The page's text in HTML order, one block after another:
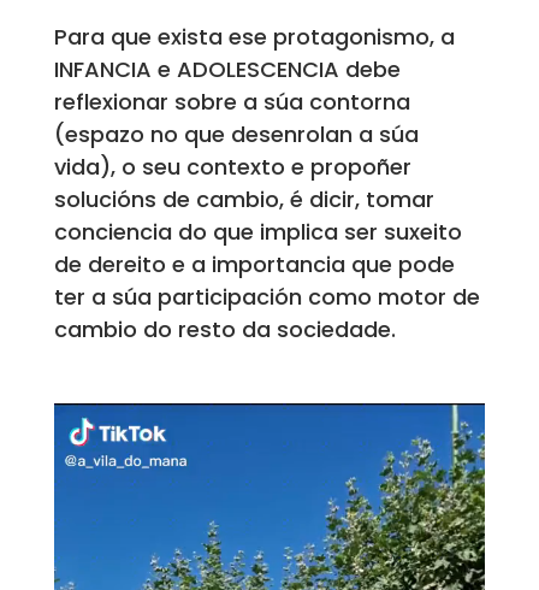
Para que exista ese protagonismo, a
INFANCIA e ADOLESCENCIA debe
reflexionar sobre a súa contorna
(espazo no que desenrolan a súa
vida), o seu contexto e propoñer
solucións de cambio, é dicir, tomar
conciencia do que implica ser suxeito
de dereito e a importancia que pode
ter a súa participación como motor de
cambio do resto da sociedade.